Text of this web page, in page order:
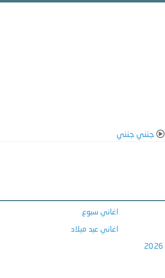
جنني جنني
اغاني سبوع
اغاني عيد ميلاد